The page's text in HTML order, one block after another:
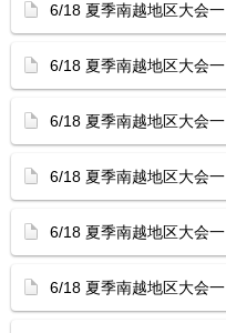
6/18 夏季南越地区大会
6/18 夏季南越地区大
6/18 夏季南越地区大会
6/18 夏季南越地区大会
6/18 夏季南越地区大
6/18 夏季南越地区大会